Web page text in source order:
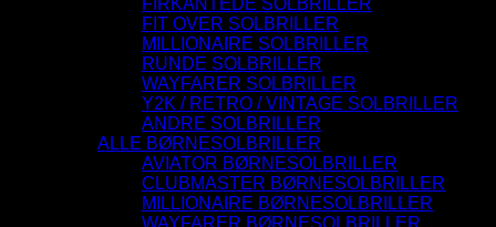
FIT OVER SOLBRILLER
MILLIONAIRE SOLBRILLER
RUNDE SOLBRILLER
WAYFARER SOLBRILLER
Y2K / RETRO / VINTAGE SOLBRILLER
ANDRE SOLBRILLER
ALLE BØRNESOLBRILLER
AVIATOR BØRNESOLBRILLER
CLUBMASTER BØRNESOLBRILLER
MILLIONAIRE BØRNESOLBRILLER
WAYFARER BØRNESOLBRILLER